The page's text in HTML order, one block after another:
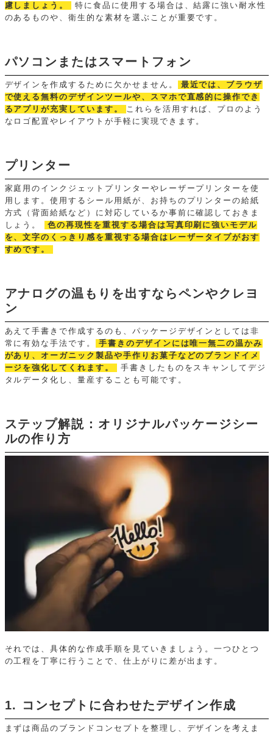
慮しましょう。
特に食品に使用する場合は、結露に強い耐水性
のあるものや、衛生的な素材を選ぶことが重要です。
パソコンまたはスマートフォン
デザインを作成するために欠かせません。
最近では、ブラウザ
で使える無料のデザインツールや、スマホで直感的に操作でき
るアプリが充実しています。
これらを活用すれば、プロのよう
なロゴ配置やレイアウトが手軽に実現できます。
プリンター
家庭用のインクジェットプリンターやレーザープリンターを使
用します。使用するシール用紙が、お持ちのプリンターの給紙
方式（背面給紙など）に対応しているか事前に確認しておきま
しょう。
色の再現性を重視する場合は写真印刷に強いモデル
を、文字のくっきり感を重視する場合はレーザータイプがおす
すめです。
アナログの温もりを出すならペンやクレヨ
ン
あえて手書きで作成するのも、パッケージデザインとしては非
常に有効な手法です。
手書きのデザインには唯一無二の温かみ
があり、オーガニック製品や手作りお菓子などのブランドイメ
ージを強化してくれます。
手書きしたものをスキャンしてデジ
タルデータ化し、量産することも可能です。
ステップ解説：オリジナルパッケージシー
ルの作り方
それでは、具体的な作成手順を見ていきましょう。一つひとつ
の工程を丁寧に行うことで、仕上がりに差が出ます。
1. コンセプトに合わせたデザイン作成
まずは商品のブランドコンセプトを整理し、デザインを考えま